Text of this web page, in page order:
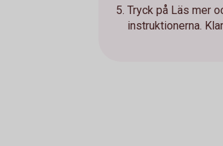
Tryck på Läs mer
instruktionerna.